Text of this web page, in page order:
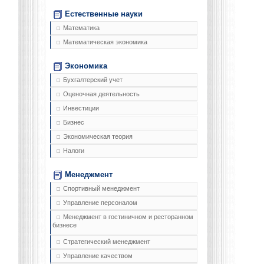
Естественные науки
Математика
Математическая экономика
Экономика
Бухгалтерский учет
Оценочная деятельность
Инвестиции
Бизнес
Экономическая теория
Налоги
Менеджмент
Спортивный менеджмент
Управление персоналом
Менеджмент в гостиничном и ресторанном
бизнесе
Стратегический менеджмент
Управление качеством